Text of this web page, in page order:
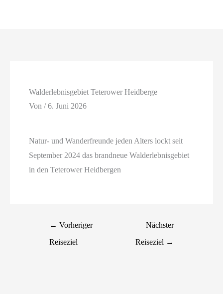
Walderlebnisgebiet Teterower Heidberge
Von/6. Juni 2026
Natur- und Wanderfreunde jeden Alters lockt seit
September 2024 das brandneue Walderlebnisgebiet
in den Teterower Heidbergen
← Vorheriger
Reiseziel
Nächster
Reiseziel →